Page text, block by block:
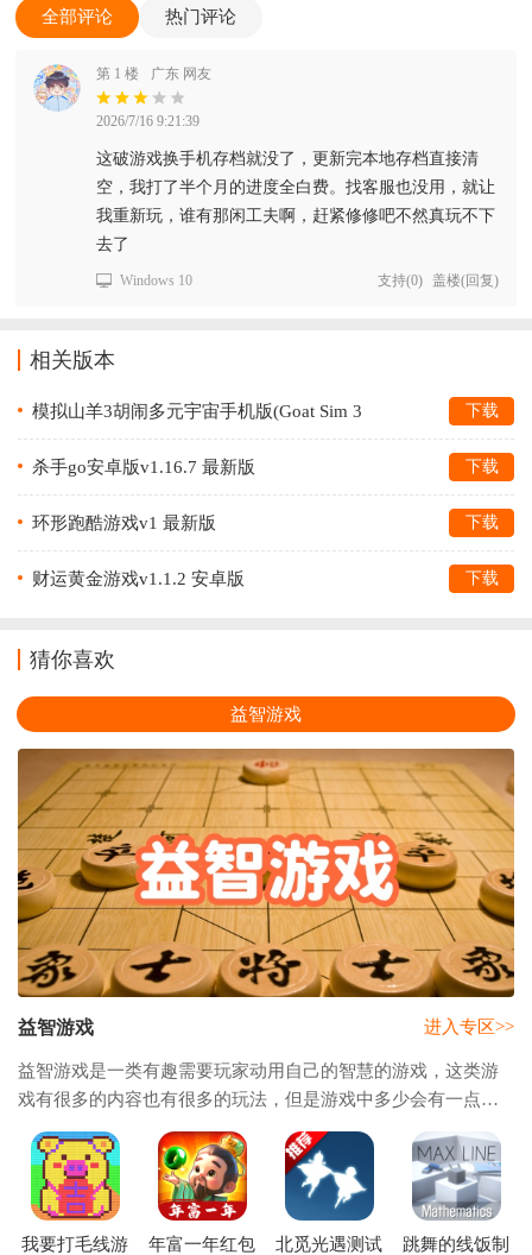
全部评论 热门评论
第 1 楼 广东 网友
2026/7/16 9:21:39
这破游戏换手机存档就没了，更新完本地存档直接清
空，我打了半个月的进度全白费。找客服也没用，就让
我重新玩，谁有那闲工夫啊，赶紧修修吧不然真玩不下
去了
Windows 10 支持(0) 盖楼(回复)
相关版本
模拟山羊3胡闹多元宇宙手机版(Goat Sim 3
下载
杀手go安卓版v1.16.7 最新版 下载
环形跑酷游戏v1 最新版 下载
财运黄金游戏v1.1.2 安卓版 下载
猜你喜欢
益智游戏
益智游戏
益智游戏是一类有趣需要玩家动用自己的智慧的游戏，这类游
戏有很多的内容也有很多的玩法，但是游戏中多少会有一点难
度是需要玩家去选择操作的，游戏的操作基本上不会有多少，
但是为了满足玩家对于益智游戏的需要，小
进入专区>>
我要打毛线游
年富一年红包
北觅光遇测试
跳舞的线饭制